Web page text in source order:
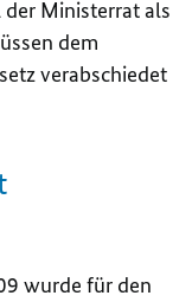
Ministerrat als
dem
verabschiedet
wurde für den